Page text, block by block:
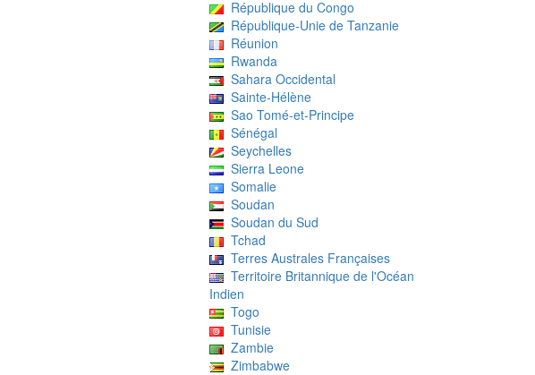
République du Congo
République-Unie de Tanzanie
Réunion
Rwanda
Sahara Occidental
Sainte-Hélène
Sao Tomé-et-Principe
Sénégal
Seychelles
Sierra Leone
Somalie
Soudan
Soudan du Sud
Tchad
Terres Australes Françaises
Territoire Britannique de l'Océan
Indien
Togo
Tunisie
Zambie
Zimbabwe